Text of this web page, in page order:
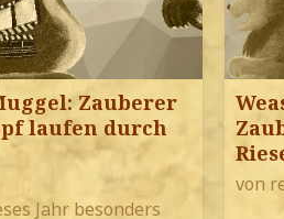
Zauberer
laufen durch
Jahr besonders
von